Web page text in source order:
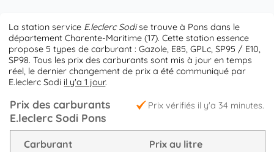
La station service E.leclerc Sodise trouve à Pons dans le
département Charente-Maritime (17). Cette station essence
propose 5 types de carburant : Gazole, E85, GPLc, SP95 / E10,
SP98. Tous les prix des carburants sont mis à jour en temps
réel, le dernier changement de prix a été communiqué par
E.leclerc Sodi il y'a 1 jour.
Prix vérifiés il y'a 34 minutes.
Prix des carburants
E.leclerc Sodi Pons
Carburant Prix au litre